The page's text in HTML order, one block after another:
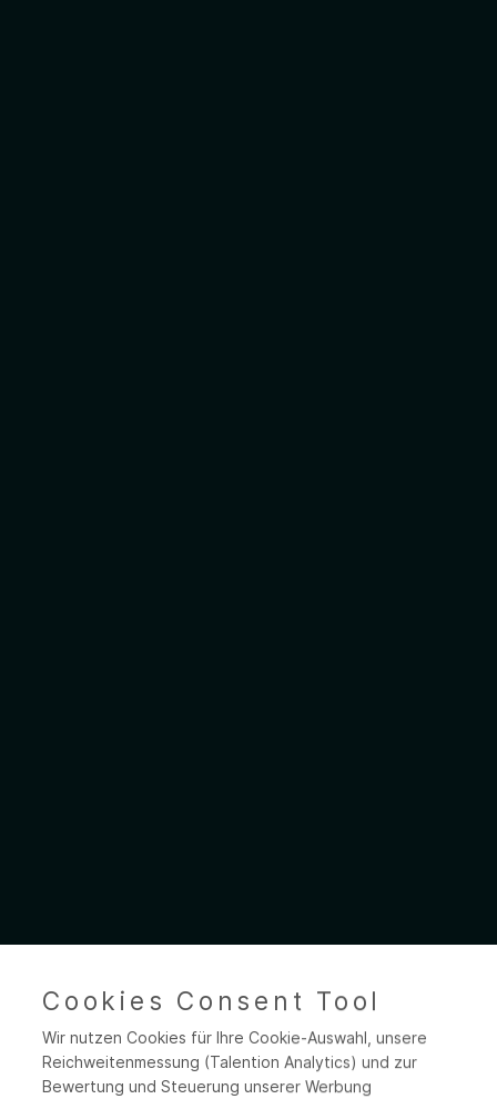
Cookies Consent Tool
Wir nutzen Cookies für Ihre Cookie-Auswahl, unsere
Reichweitenmessung (Talention Analytics) und zur
Bewertung und Steuerung unserer Werbung